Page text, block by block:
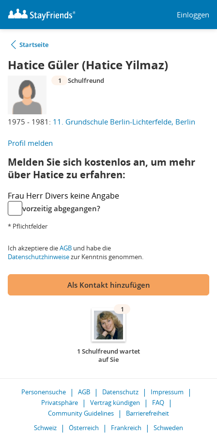
Einloggen
Startseite
Hatice Güler (Hatice Yilmaz)
1975 - 1981: 11. Grundschule Berlin-Lichterfelde, Berlin
1 Schulfreund
Profil melden
Melden Sie sich kostenlos an, um mehr
über Hatice zu erfahren:
Frau Herr Divers keine Angabe
vorzeitig abgegangen?
* Pflichtfelder
Ich akzeptiere dieAGB und habe die
Datenschutzhinweisezur Kenntnis genommen.
Als Kontakt hinzufügen
1
1 Schulfreund wartet
auf Sie
Personensuche AGB Datenschutz
Impressum
Privatsphäre
Vertrag kündigen
FAQ
Community Guidelines
Barrierefreiheit
Schweiz
Österreich Frankreich Schweden